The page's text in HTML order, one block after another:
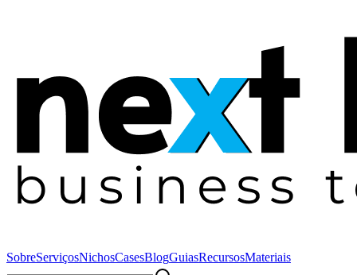
SobreServiçosNichosCasesBlogGuiasRecursosMateriais